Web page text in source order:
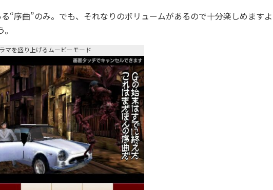
“序曲”のみ。でも、それなりのボリュームがあるので十分楽しめます
マを盛り上げるムービーモード